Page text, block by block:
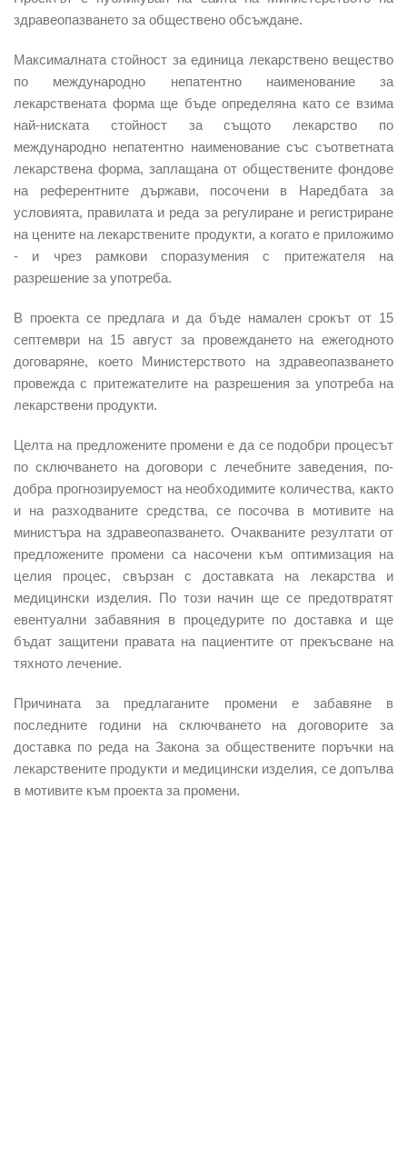
здравеопазването за обществено обсъждане.
Максималната стойност за единица лекарствено вещество
по международно непатентно наименование за
лекарствената форма ще бъде определяна като се взима
най-ниската стойност за същото лекарство по
международно непатентно наименование със съответната
лекарствена форма, заплащана от обществените фондове
на референтните държави, посочени в Наредбата за
условията, правилата и реда за регулиране и регистриране
на цените на лекарствените продукти, а когато е приложимо
- и чрез рамкови споразумения с притежателя на
разрешение за употреба.
В проекта се предлага и да бъде намален срокът от 15
септември на 15 август за провеждането на ежегодното
договаряне, което Министерството на здравеопазването
провежда с притежателите на разрешения за употреба на
лекарствени продукти.
Целта на предложените промени е да се подобри процесът
по сключването на договори с лечебните заведения, по-
добра прогнозируемост на необходимите количества, както
и на разходваните средства, се посочва в мотивите на
министъра на здравеопазването. Очакваните резултати от
предложените промени са насочени към оптимизация на
целия процес, свързан с доставката на лекарства и
медицински изделия. По този начин ще се предотвратят
евентуални забавяния в процедурите по доставка и ще
бъдат защитени правата на пациентите от прекъсване на
тяхното лечение.
Причината за предлаганите промени е забавяне в
последните години на сключването на договорите за
доставка по реда на Закона за обществените поръчки на
лекарствените продукти и медицински изделия, се допълва
в мотивите към проекта за промени.